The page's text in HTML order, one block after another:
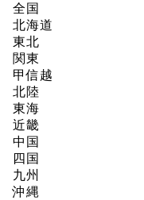
全国
北海道
東北
関東
甲信越
北陸
東海
近畿
中国
四国
九州
沖縄